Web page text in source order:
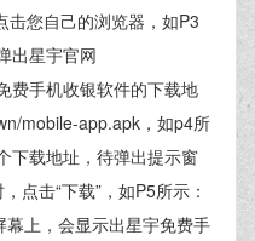
击您自己的浏览器，如P3
出星宇官网
费手机收银软件的下载地
mobile-app.apk，如p4所
下载地址，待弹出提示窗
点击“下载”，如P5所示：
上，会显示出星宇免费手